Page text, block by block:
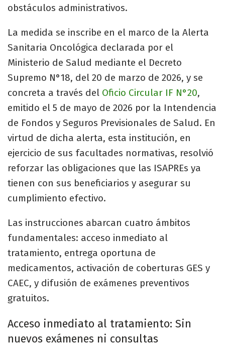
obstáculos administrativos.
La medida se inscribe en el marco de la Alerta
Sanitaria Oncológica declarada por el
Ministerio de Salud mediante el Decreto
Supremo N°18, del 20 de marzo de 2026, y se
concreta a través del Oficio Circular IF N°20,
emitido el 5 de mayo de 2026 por la Intendencia
de Fondos y Seguros Previsionales de Salud. En
virtud de dicha alerta, esta institución, en
ejercicio de sus facultades normativas, resolvió
reforzar las obligaciones que las ISAPREs ya
tienen con sus beneficiarios y asegurar su
cumplimiento efectivo.
Las instrucciones abarcan cuatro ámbitos
fundamentales: acceso inmediato al
tratamiento, entrega oportuna de
medicamentos, activación de coberturas GES y
CAEC, y difusión de exámenes preventivos
gratuitos.
Acceso inmediato al tratamiento: Sin
nuevos exámenes ni consultas